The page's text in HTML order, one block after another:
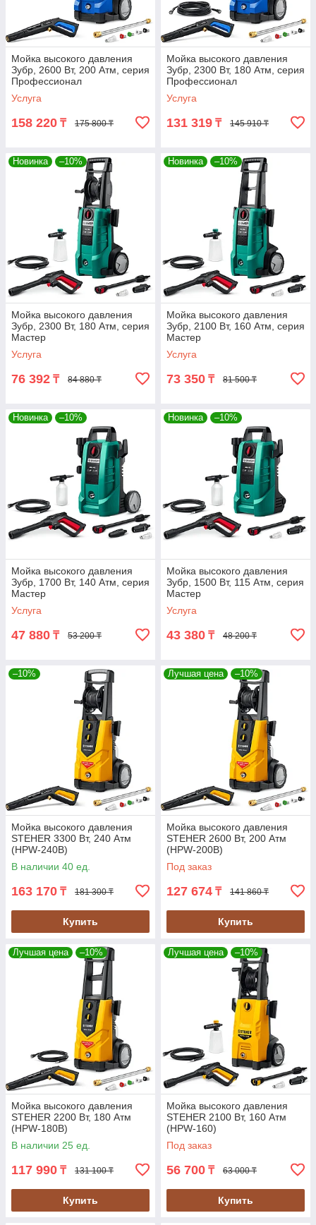
Мойка высокого давления
Зубр, 2600 Вт, 200 Атм, серия
Профессионал
Услуга
158 220 ₸ 175 800 ₸
Мойка высокого давления
Зубр, 2300 Вт, 180 Атм, серия
Профессионал
Услуга
131 319 ₸ 145 910 ₸
Новинка –10%
Мойка высокого давления
Зубр, 2300 Вт, 180 Атм, серия
Мастер
Услуга
76 392 ₸ 84 880 ₸
Новинка –10%
Мойка высокого давления
Зубр, 2100 Вт, 160 Атм, серия
Мастер
Услуга
73 350 ₸ 81 500 ₸
Новинка –10%
Мойка высокого давления
Зубр, 1700 Вт, 140 Атм, серия
Мастер
Услуга
47 880 ₸ 53 200 ₸
Новинка –10%
Мойка высокого давления
Зубр, 1500 Вт, 115 Атм, серия
Мастер
Услуга
43 380 ₸ 48 200 ₸
–10%
Мойка высокого давления
STEHER 3300 Вт, 240 Атм
(HPW-240В)
В наличии 40 ед.
163 170 ₸ 181 300 ₸
Купить
Лучшая цена –10%
Мойка высокого давления
STEHER 2600 Вт, 200 Атм
(HPW-200В)
Под заказ
127 674 ₸ 141 860 ₸
Купить
Лучшая цена –10%
Мойка высокого давления
STEHER 2200 Вт, 180 Атм
(HPW-180В)
В наличии 25 ед.
117 990 ₸ 131 100 ₸
Купить
Лучшая цена –10%
Мойка высокого давления
STEHER 2100 Вт, 160 Атм
(HPW-160)
Под заказ
56 700 ₸ 63 000 ₸
Купить